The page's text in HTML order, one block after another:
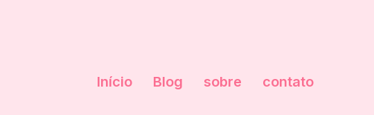
Início Blog sobre contato